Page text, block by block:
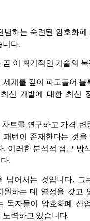
하는 숙련된 암호화
니다.
이 획기적인 기술의
계를 깊이 파고들어
신 개발에 대한 최신
트를 연구하고 가격
턴이 존재한다는 것
이러한 분석적 접근 방
.
어서는 것입니다.
하는 데 열정을 갖고
독자들이 암호화폐
력하고 있습니다.